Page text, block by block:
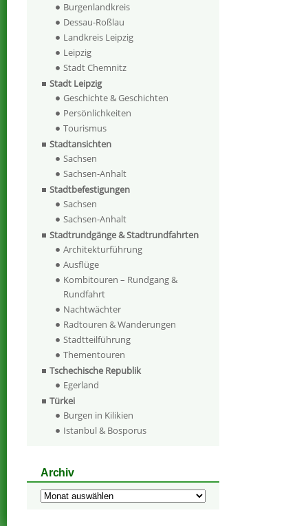
Burgenlandkreis
Dessau-Roßlau
Landkreis Leipzig
Leipzig
Stadt Chemnitz
Stadt Leipzig
Geschichte & Geschichten
Persönlichkeiten
Tourismus
Stadtansichten
Sachsen
Sachsen-Anhalt
Stadtbefestigungen
Sachsen
Sachsen-Anhalt
Stadtrundgänge & Stadtrundfahrten
Architekturführung
Ausflüge
Kombitouren – Rundgang &
Rundfahrt
Nachtwächter
Radtouren & Wanderungen
Stadtteilführung
Thementouren
Tschechische Republik
Egerland
Türkei
Burgen in Kilikien
Istanbul & Bosporus
Archiv
Archiv